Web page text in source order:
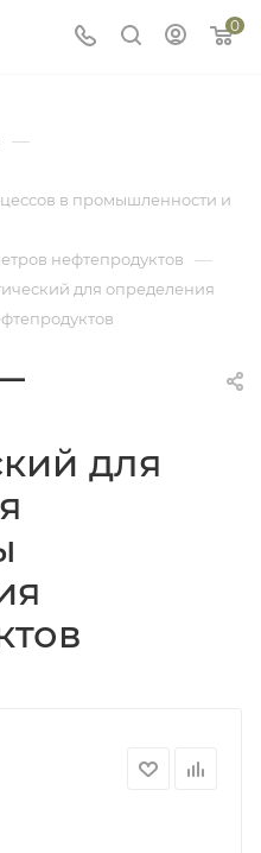
0
—
в промышленности и
нефтепродуктов —
для определения
для